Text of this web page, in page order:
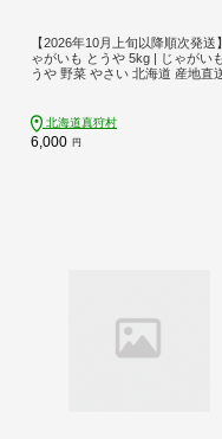
【2026年10月上旬以降順次発送
ゃがいも とうや 5kg | じゃがい
うや 野菜 やさい 北海道 産地直
北海道真狩村
6,000 円